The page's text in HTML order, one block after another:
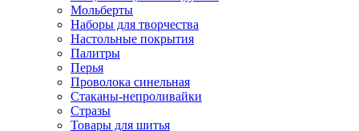
Мольберты
Наборы для творчества
Настольные покрытия
Палитры
Перья
Проволока синельная
Стаканы-непроливайки
Стразы
Товары для шитья